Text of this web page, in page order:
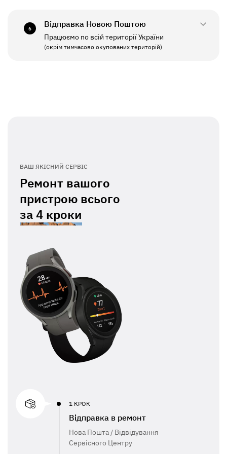
ПН - ПТ
СБ - НД
11:00 - 19:00
6 Відправка Новою Поштою
Працюємо по всій території України
(окрім тимчасово окупованих територій)
ВАШ ЯКІСНИЙ СЕРВІС
Ремонт вашого
пристрою всього
за4 кроки
1 КРОК
Відправка в ремонт
Нова Пошта / Відвідування
Сервісного Центру